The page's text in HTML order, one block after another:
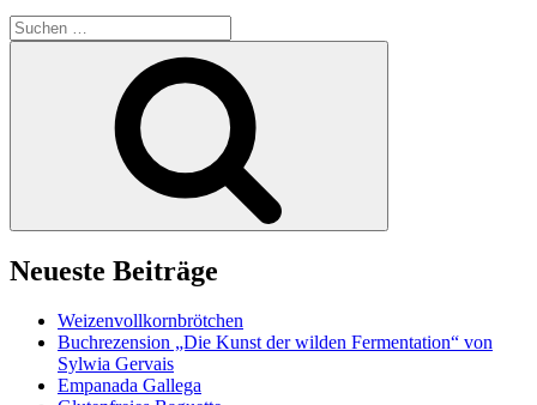
Suchen
nach:
Neueste Beiträge
Weizenvollkornbrötchen
Buchrezension „Die Kunst der wilden Fermentation“ von
Sylwia Gervais
Empanada Gallega